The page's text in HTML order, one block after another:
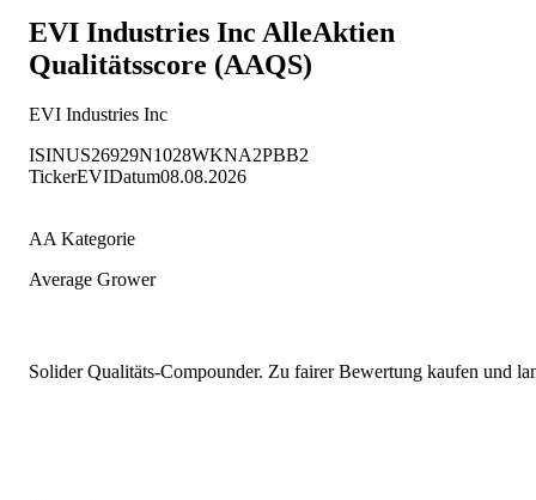
EVI Industries Inc AlleAktien
Qualitätsscore (AAQS)
EVI Industries Inc
ISINUS26929N1028WKNA2PBB2
TickerEVIDatum08.08.2026
AA Kategorie
Average Grower
Solider Qualitäts-Compounder. Zu fairer Bewertung kaufen und